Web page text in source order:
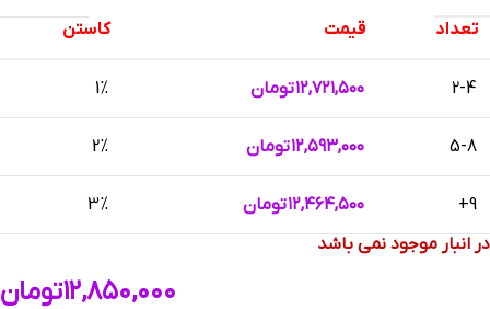
تعداد
قیمت کاستن
2-4 ۱۲,۷۲۱,۵۰۰تومان 1%
5-8 ۱۲,۵۹۳,۰۰۰تومان 2%
9+ ۱۲,۴۶۴,۵۰۰تومان
3%
در انبار موجود نمی باشد
۱۲,۸۵۰,۰۰۰تومان